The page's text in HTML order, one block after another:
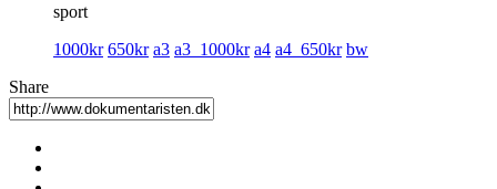
sport
1000kr 650kr a3 a3_1000kr a4 a4_650kr bw
Share